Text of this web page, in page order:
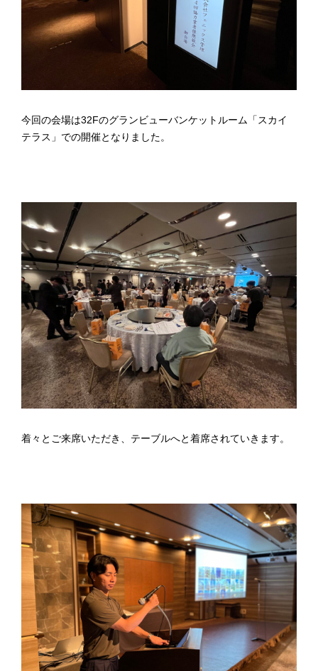
今回の会場は32Fのグランビューバンケットルーム「スカイ
テラス」での開催となりました。
着々とご来席いただき、テーブルへと着席されていきます。